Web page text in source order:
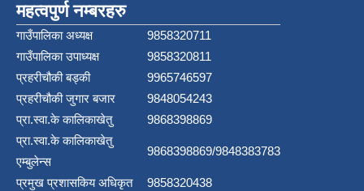
महत्वपुर्ण नम्बरहरु
गाउँपालिका अध्यक्ष
9858320711
गाउँपालिका उपाध्यक्ष
9858320811
प्रहरीचौकी बड्की
9965746597
प्रहरीचौकी जुगार बजार
9848054243
प्रा.स्वा.के कालिकाखेतु
9868398869
प्रा.स्वा.के कालिकाखेतु
एम्बुलेन्स
9868398869/9848383783
प्रमुख प्रशासकिय अधिकृत
9858320438